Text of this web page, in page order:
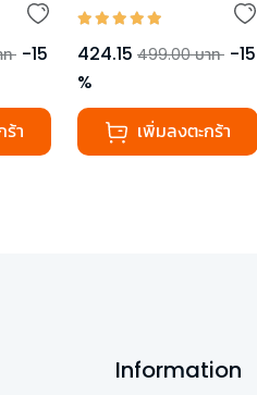
ท -15
ร้า
424.15 499.00 บาท -15
%
เพิ่มลงตะกร้า
Information